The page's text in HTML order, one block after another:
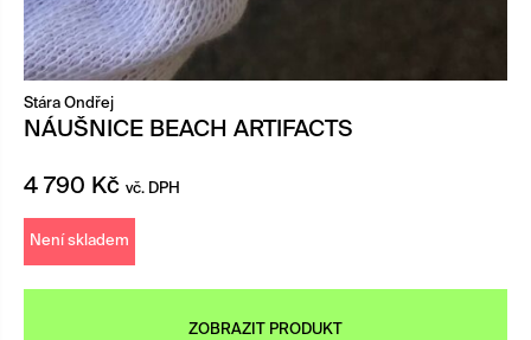
Stára Ondřej
NÁUŠNICE BEACH ARTIFACTS
4 790 Kč vč. DPH
Není skladem
ZOBRAZIT PRODUKT